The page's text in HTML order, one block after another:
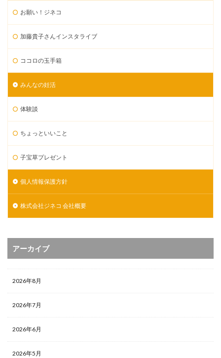
お願い！ジネコ
加藤貴子さんインスタライブ
ココロの玉手箱
みんなの妊活
体験談
ちょっといいこと
子宝草プレゼント
個人情報保護方針
株式会社ジネコ 会社概要
アーカイブ
2026年8月
2026年7月
2026年6月
2026年5月